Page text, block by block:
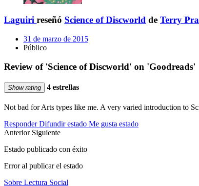
Laguiri reseñó Science of Discworld de Terry
31 de marzo de 2015
Público
Review of 'Science of Discworld' on 'Goodreads'
Show rating 4 estrellas
Not bad for Arts types like me. A very varied introduction to
Responder Difundir estado Me gusta estado
Anterior Siguiente
Estado publicado con éxito
Error al publicar el estado
Sobre Lectura Social